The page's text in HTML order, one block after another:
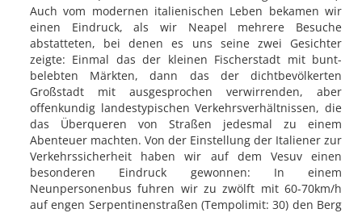
Auch vom modernen italienischen Leben bekamen wir
einen Eindruck, als wir Neapel mehrere Besuche
abstatteten, bei denen es uns seine zwei Gesichter
zeigte: Einmal das der kleinen Fischerstadt mit bunt-
belebten Märkten, dann das der dichtbevölkerten
Großstadt mit ausgesprochen verwirrenden, aber
offenkundig landestypischen Verkehrsverhältnissen, die
das Überqueren von Straßen jedesmal zu einem
Abenteuer machten. Von der Einstellung der Italiener zur
Verkehrssicherheit haben wir auf dem Vesuv einen
besonderen Eindruck gewonnen: In einem
Neunpersonenbus fuhren wir zu zwölft mit 60-70km/h
auf engen Serpentinenstraßen (Tempolimit: 30) den Berg